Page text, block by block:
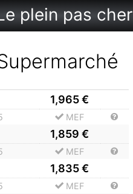
plein pas cher
1,965€
MEF
1,859 €
MEF
1,835€
MEF